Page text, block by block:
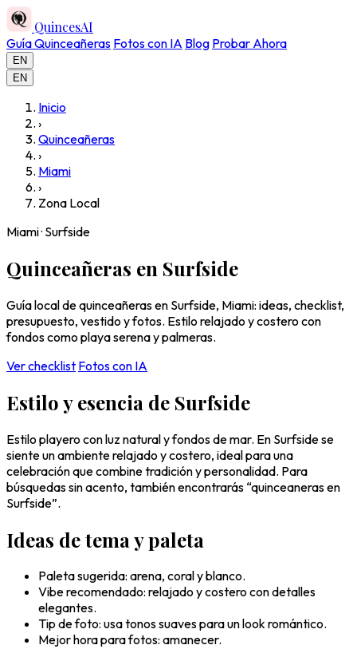
QuincesAI
Guía Quinceañeras Fotos con IA Blog Probar Ahora
EN
EN
Inicio
›
Quinceañeras
›
Miami
›
Zona Local
Miami · Surfside
Quinceañeras en Surfside
Guía local de quinceañeras en Surfside, Miami: ideas, checklist,
presupuesto, vestido y fotos. Estilo relajado y costero con
fondos como playa serena y palmeras.
Ver checklist Fotos con IA
Estilo y esencia de Surfside
Estilo playero con luz natural y fondos de mar. En Surfside se
siente un ambiente relajado y costero, ideal para una
celebración que combine tradición y personalidad. Para
búsquedas sin acento, también encontrarás “quinceaneras en
Surfside”.
Ideas de tema y paleta
Paleta sugerida: arena, coral y blanco.
Vibe recomendado: relajado y costero con detalles
elegantes.
Tip de foto: usa tonos suaves para un look romántico.
Mejor hora para fotos: amanecer.